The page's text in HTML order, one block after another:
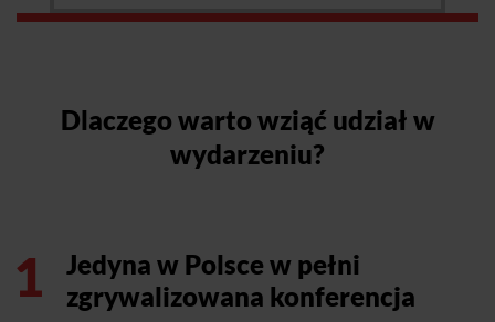
Dlaczego warto wziąć udział w
wydarzeniu?
1
Jedyna w Polsce w pełni
zgrywalizowana konferencja